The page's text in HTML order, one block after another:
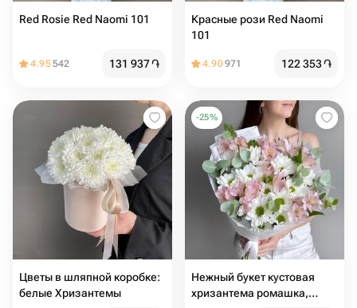
Red Rosie Red Naomi 101
4.95542 131 937֏
Красные рози Red Naomi
101
4.90971 122 353֏
Цвeты в шляпной коробке:
белые Хризантемы
-25%
Нежный букет кустовая
хризантема ромашка,